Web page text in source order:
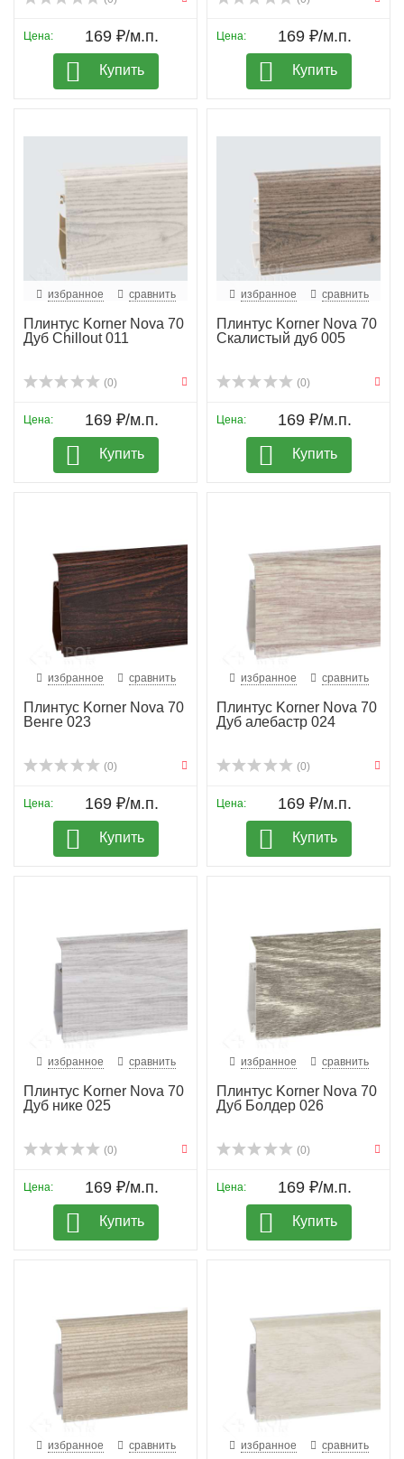
Цена: 169 ₽/м.п.
Купить
Цена: 169 ₽/м.п.
Купить
избранное сравнить
Плинтус Korner Nova 70
Дуб Chillout 011
(0)
Цена: 169 ₽/м.п.
Купить
избранное сравнить
Плинтус Korner Nova 70
Скалистый дуб 005
(0)
Цена: 169 ₽/м.п.
Купить
избранное сравнить
Плинтус Korner Nova 70
Венге 023
(0)
Цена: 169 ₽/м.п.
Купить
избранное сравнить
Плинтус Korner Nova 70
Дуб алебастр 024
(0)
Цена: 169 ₽/м.п.
Купить
избранное сравнить
Плинтус Korner Nova 70
Дуб нике 025
(0)
Цена: 169 ₽/м.п.
Купить
избранное сравнить
Плинтус Korner Nova 70
Дуб Болдер 026
(0)
Цена: 169 ₽/м.п.
Купить
избранное сравнить избранное сравнить